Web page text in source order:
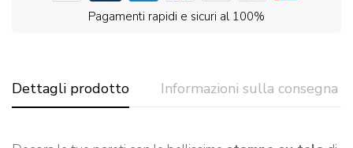
Pagamenti rapidi e sicuri al 100%
Dettagli prodotto Informazioni sulla consegna